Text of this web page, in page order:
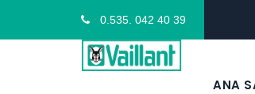
0.535. 042 40 39
ANA